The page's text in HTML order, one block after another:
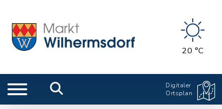
20 °C
Digitaler
Ortsplan